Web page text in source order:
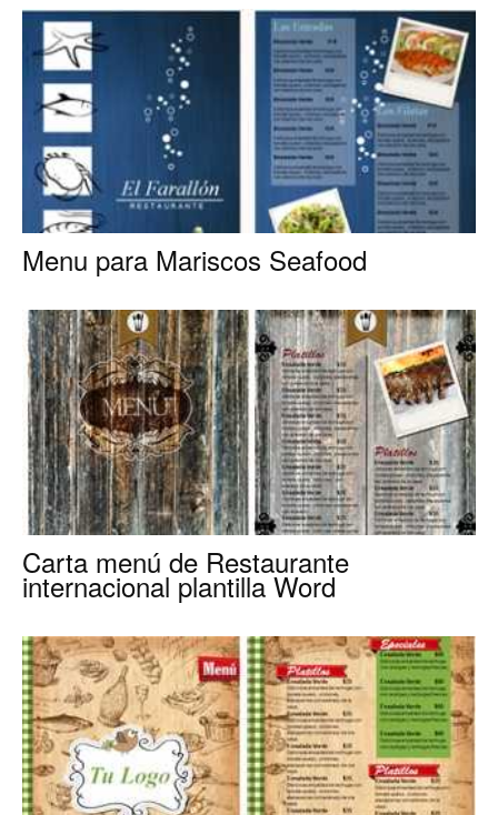
Marketing
para
Menu para Mariscos Seafood
Carta menú de Restaurante
internacional plantilla Word